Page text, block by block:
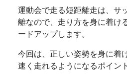
運動会で走る短距離走は、サ
離なので、走り方を身に着け
ードアップします。
今回は、正しい姿勢を身に着
速く走れるようになるポイン